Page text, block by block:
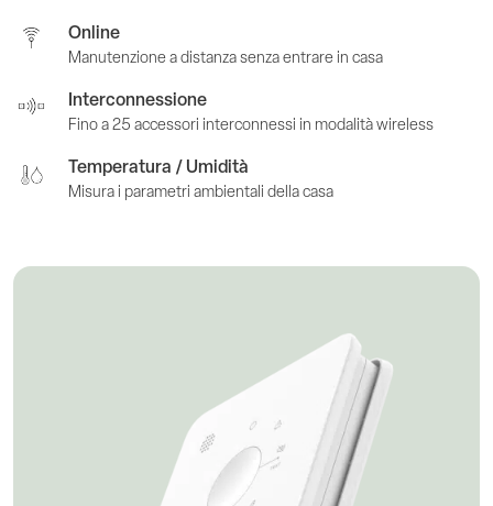
Online
Manutenzione a distanza senza entrare in casa
Interconnessione
Fino a 25 accessori interconnessi in modalità wireless
Temperatura / Umidità
Misura i parametri ambientali della casa